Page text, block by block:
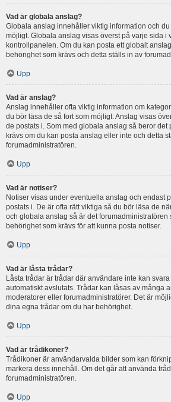
Vad är globala anslag?
Globala anslag innehåller viktig information och
möjligt. Globala anslag visas överst på varje sida i
kontrollpanelen. Om du kan posta ett globalt
behörighet som krävs och detta ställs in av
Upp
Vad är anslag?
Anslag innehåller ofta viktig information om
du bör läsa de så fort som möjligt. Anslag visas
de postats i. Som med globala anslag så beror det
krävs om du kan posta anslag eller inte och detta
forumadministratören.
Upp
Vad är notiser?
Notiser visas under eventuella anslag och endast
postats i. De är ofta rätt viktiga så du bör läsa de
och globala anslag så är det forumadministratören
behörighet som krävs för att kunna posta notiser.
Upp
Vad är låsta trådar?
Låsta trådar är trådar där användare inte kan
automatiskt avslutats. Trådar kan låsas av många
moderatorer eller forumadministratörer. Det är
dina egna trådar om du har behörighet.
Upp
Vad är trådikoner?
Trådikoner är användarvalda bilder som kan
markera dess innehåll. Om det går att använda
forumadministratören.
Upp